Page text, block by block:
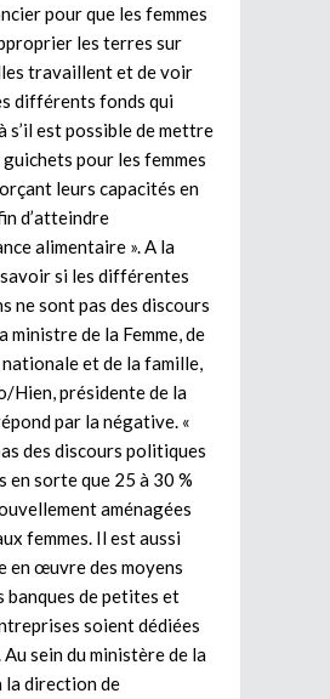
pour que les femmes
les terres sur
travaillent et de voir
différents fonds qui
s’il est possible de mettre
guichets pour les femmes
leurs capacités en
d’atteindre
alimentaire ». A la
si les différentes
ne sont pas des discours
ministre de la Femme, de
et de la famille,
Hien, présidente de la
par la négative. «
des discours politiques
en sorte que 25 à 30 %
aménagées
femmes. Il est aussi
en œuvre des moyens
banques de petites et
soient dédiées
Au sein du ministère de la
la direction de